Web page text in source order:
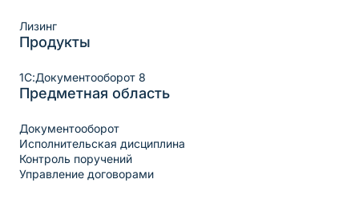
Лизинг
Продукты
1С:Документооборот 8
Предметная область
Документооборот
Исполнительская дисциплина
Контроль поручений
Управление договорами